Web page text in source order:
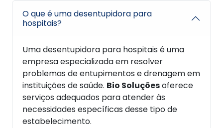
O que é uma desentupidora para
hospitais?
Uma desentupidora para hospitais é uma
empresa especializada em resolver
problemas de entupimentos e drenagem em
instituições de saúde. Bio Soluçõesoferece
serviços adequados para atender às
necessidades específicas desse tipo de
estabelecimento.